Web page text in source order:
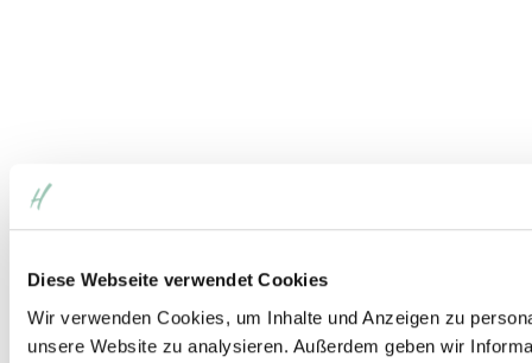
Diese Webseite verwendet Cookies
Wir verwenden Cookies, um Inhalte und Anzeigen zu
unsere Website zu analysieren. Außerdem geben wir